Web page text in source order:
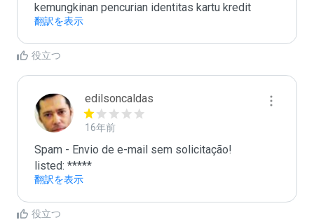
kemungkinan pencurian identitas kartu kredit
翻訳を表示
役立つ
edilsoncaldas
16年前
Spam - Envio de e-mail sem solicitação!
listed: *****
翻訳を表示
役立つ